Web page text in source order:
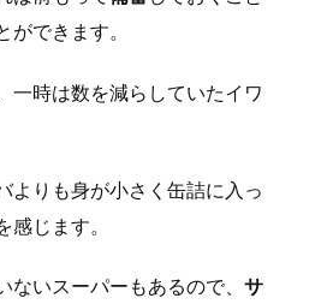
できます。
一時は数を減らしていたイワ
よりも身が小さく缶詰に入っ
じます。
ないスーパーもあるので、 サ